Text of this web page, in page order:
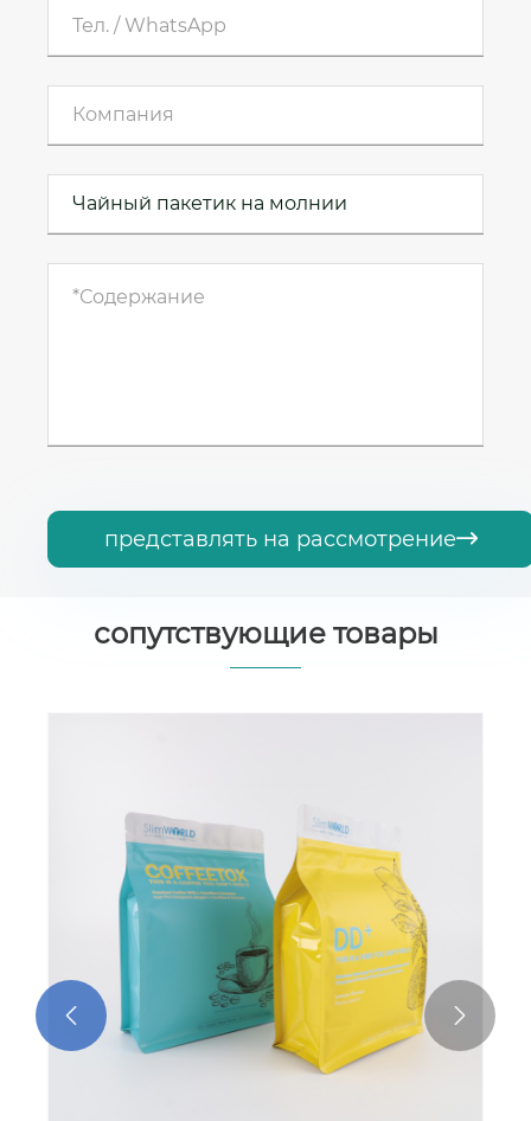
представлять на рассмотрение
сопутствующие товары
Посмотреть больше >>
 